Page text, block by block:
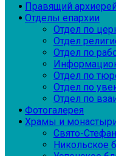
Правящий архиерей
Отделы епархии
Отдел по
Отдел
Отдел по
Отдел по
Отдел по
Отдел по
Фотогалерея
Храмы и
Свято-
Никольское